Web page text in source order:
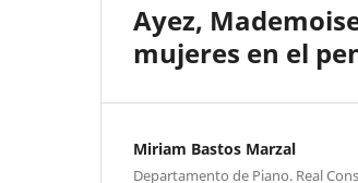
Ayez,
mujeres en el
Miriam Bastos Marzal
Departamento de Piano. Real